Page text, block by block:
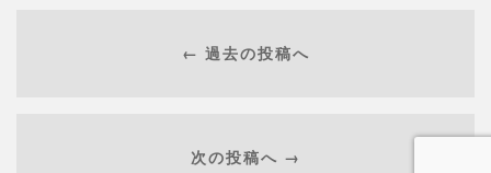
← 過去の投稿へ
次の投稿へ →